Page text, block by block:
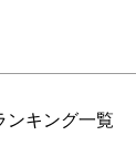
ンキング一覧